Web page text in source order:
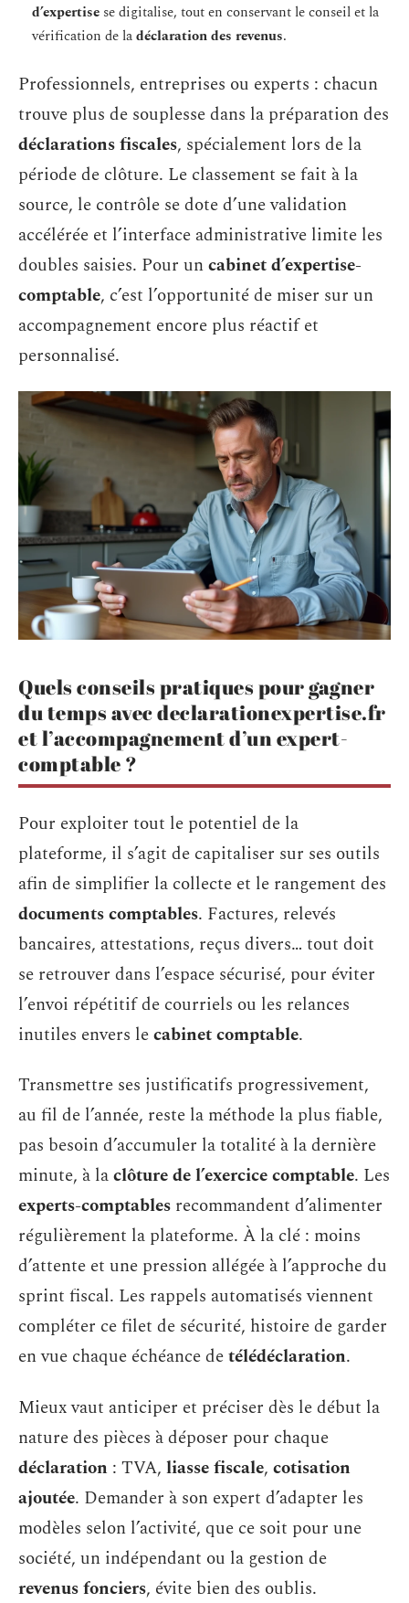
d’expertise se digitalise, tout en conservant le conseil et la
vérification de ladéclaration des revenus.
Professionnels, entreprises ou experts : chacun
trouve plus de souplesse dans la préparation des
déclarations fiscales, spécialement lors de la
période de clôture. Le classement se fait à la
source, le contrôle se dote d’une validation
accélérée et l’interface administrative limite les
doubles saisies. Pour uncabinet d’expertise-
comptable, c’est l’opportunité de miser sur un
accompagnement encore plus réactif et
personnalisé.
Quels conseils pratiques pour gagner
du temps avec declarationexpertise.fr
et l’accompagnement d’un expert-
comptable ?
Pour exploiter tout le potentiel de la
plateforme, il s’agit de capitaliser sur ses outils
afin de simplifier la collecte et le rangement des
documents comptables. Factures, relevés
bancaires, attestations, reçus divers… tout doit
se retrouver dans l’espace sécurisé, pour éviter
l’envoi répétitif de courriels ou les relances
inutiles envers lecabinet comptable.
Transmettre ses justificatifs progressivement,
au fil de l’année, reste la méthode la plus fiable,
pas besoin d’accumuler la totalité à la dernière
minute, à laclôture de l’exercice comptable. Les
experts-comptables recommandent d’alimenter
régulièrement la plateforme. À la clé : moins
d’attente et une pression allégée à l’approche du
sprint fiscal. Les rappels automatisés viennent
compléter ce filet de sécurité, histoire de garder
en vue chaque échéance detélédéclaration.
Mieux vaut anticiper et préciser dès le début la
nature des pièces à déposer pour chaque
déclaration : TVA, liasse fiscale, cotisation
ajoutée. Demander à son expert d’adapter les
modèles selon l’activité, que ce soit pour une
société, un indépendant ou la gestion de
revenus fonciers, évite bien des oublis.